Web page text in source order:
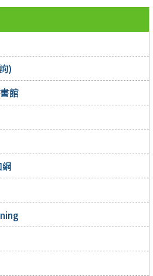
)
館